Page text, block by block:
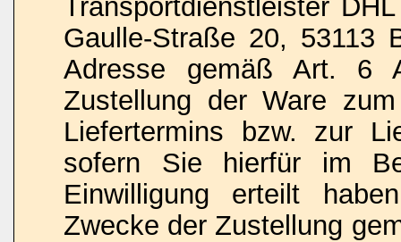
Transportdienstleister
Gaulle-Straße 20, 53113
Adresse gemäß Art.
Zustellung der Ware
Liefertermins bzw. zur
sofern Sie hierfür im
Einwilligung erteilt
Zwecke der Zustellung